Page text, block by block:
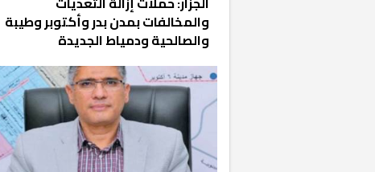
والمخالفات بمدن بدر وأكتوبر وطيبة
والصالحية ودمياط الجديدة